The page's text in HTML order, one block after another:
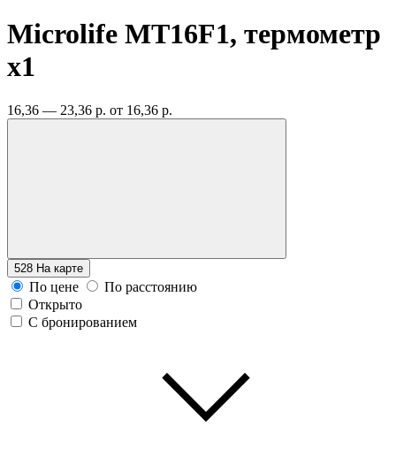
Microlife MT16F1, термометр
x1
16,36 — 23,36 р. от 16,36 р.
528 На карте
По цене
По расстоянию
Открыто
С бронированием